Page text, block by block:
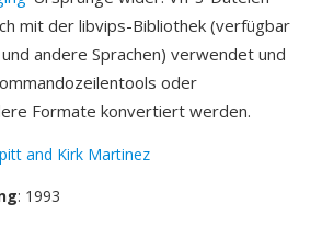
mit der libvips-Bibliothek (verfügbar
andere Sprachen) verwendet und
oder
Formate konvertiert werden.
and Kirk Martinez
: 1993